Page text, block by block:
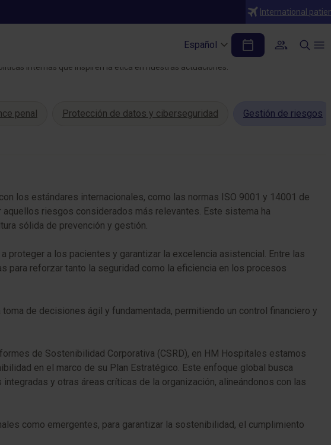
International
Español
internas que inspiren la ética en nuestras actuaciones.
penal Protección de datos y ciberseguridad Gestión de riesgos
los estándares internacionales, como las normas ISO 9001 y 14001 de
riesgos considerados más relevantes. Este sistema ha
sólida de prevención y gestión.
a los pacientes y garantizar la excelencia asistencial. Entre las
para reforzar tanto la seguridad como la eficiencia en los procesos
de decisiones ágil y fundamentada, permitiendo un control financiero y
de Sostenibilidad Corporativa (CSRD), en HM Hospitales estamos
en el marco de su Plan Estratégico. Este enfoque global busca
y otras áreas críticas de la organización, alineándonos con las
como emergentes, para garantizar la sostenibilidad, el cumplimiento